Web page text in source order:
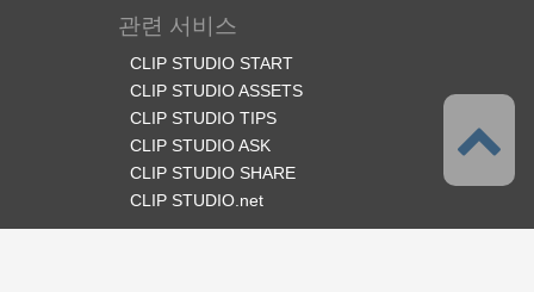
관련 서비스
CLIP STUDIO START
CLIP STUDIO ASSETS
CLIP STUDIO TIPS
CLIP STUDIO ASK
CLIP STUDIO SHARE
CLIP STUDIO.net